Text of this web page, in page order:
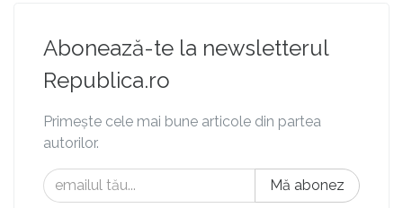
Abonează-te la newsletterul
Republica.ro
Primește cele mai bune articole din partea
autorilor.
Mă abonez